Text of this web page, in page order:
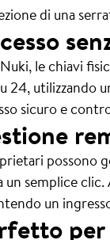
di una
le chiavi
24, utilizzando
sicuro e
possono
un semplice
un